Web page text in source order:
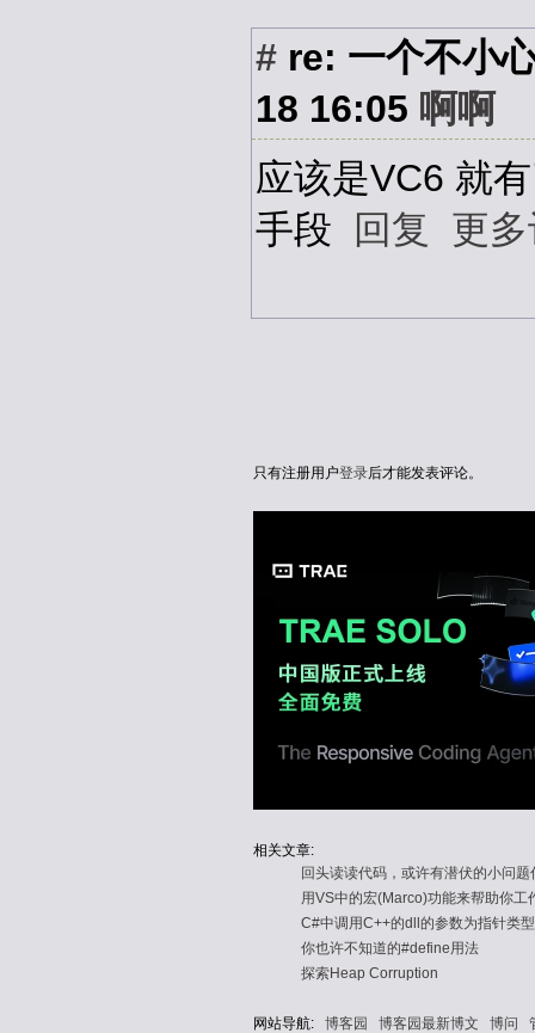
# re: 一个不小
18 16:05 啊啊
应该是VC6 就
手段 回复 更
只有注册用户登录后才能发表评论。
相关文章:
回头读读代码，或许有潜伏的小问
用VS中的宏(Marco)功能来帮助你工
C#中调用C++的dll的参数为指针类
你也许不知道的#define用法
探索Heap Corruption
网站导航: 博客园 博客园最新博文 博问